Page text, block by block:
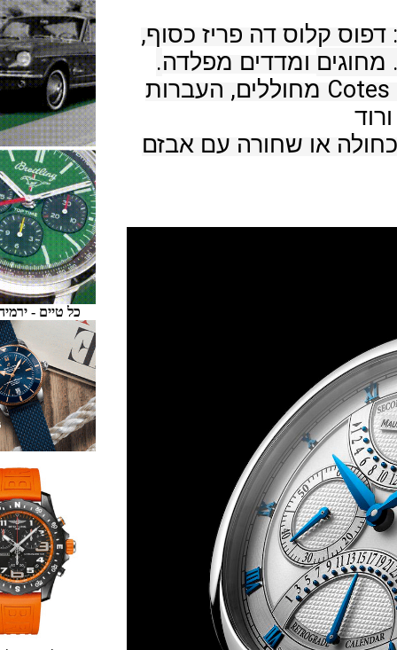
ניתן להשיג בשתי גרסאות חוגה : דפוס קלוס דה פריז כסוף,
מפלדה.
אנתרסיט עם גימורי Cotes de Geneve מחוללים, העברות
השעון מגיע על רצועת עור תנין כחולה או שחורה עם אבזם